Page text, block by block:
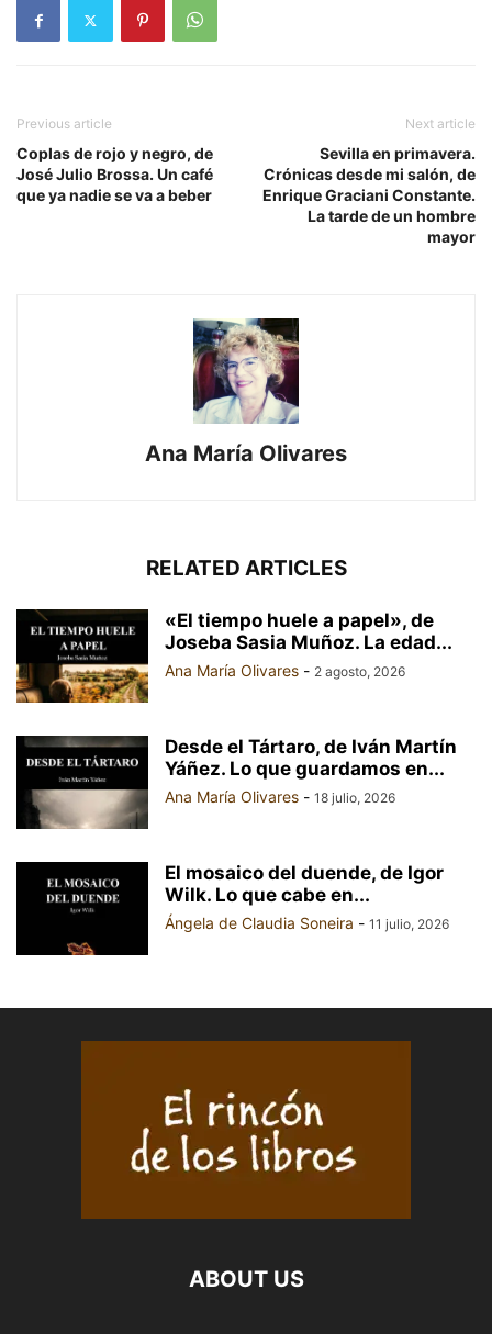
Previous article
Coplas de rojo y negro, de
José Julio Brossa. Un café
que ya nadie se va a beber
Next article
Sevilla en primavera.
Crónicas desde mi salón, de
Enrique Graciani Constante.
La tarde de un hombre
mayor
Ana María Olivares
RELATED ARTICLES
«El tiempo huele a papel», de
Joseba Sasia Muñoz. La edad...
Ana María Olivares - 2 agosto, 2026
Desde el Tártaro, de Iván Martín
Yáñez. Lo que guardamos en...
Ana María Olivares - 18 julio, 2026
El mosaico del duende, de Igor
Wilk. Lo que cabe en...
Ángela de Claudia Soneira - 11 julio, 2026
ABOUT US